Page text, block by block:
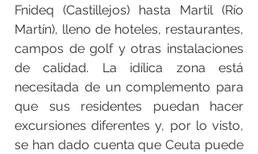
Fnideq (Castillejos) hasta Martil (Río
Martín), lleno de hoteles, restaurantes,
campos de golf y otras instalaciones
de calidad. La idílica zona está
necesitada de un complemento para
que sus residentes puedan hacer
excursiones diferentes y, por lo visto,
se han dado cuenta que Ceuta puede